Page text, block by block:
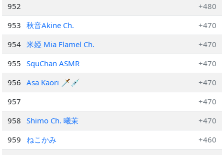
952
+480
953
秋音Akine Ch.
+470
954 米婭 Mia Flamel Ch.
+470
955
SquChan ASMR
+470
956
Asa Kaori 🗡💉
+470
957
+470
958
Shimo Ch. 曦茉
+470
959
ねこかみ
+460